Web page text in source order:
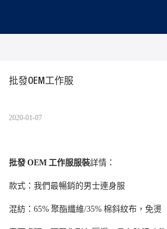
批發OEM工作服
2020-01-07
批發 OEM 工作服服裝詳情：
款式：我們最暢銷的男士連身服
混紡：65% 聚酯纖維/35% 棉斜紋布，免燙